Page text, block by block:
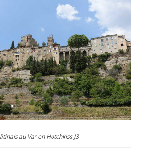
au Var en Hotchkiss J3